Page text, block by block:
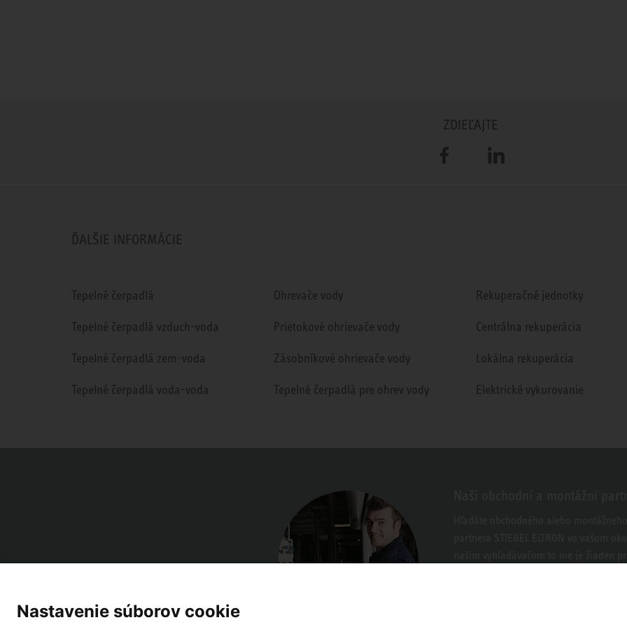
ZDIEĽAJTE
Facebook LinkedIn
ĎALŠIE INFORMÁCIE
Tepelné čerpadlá
Tepelné čerpadlá vzduch-voda
Tepelné čerpadlá zem-voda
Tepelné čerpadlá voda-voda
Ohrevače vody
Prietokové ohrievače vody
Zásobníkové ohrievače vody
Tepelné čerpadlá pre ohrev vody
Rekuperačné jednotky
Centrálna rekuperácia
Lokálna rekuperácia
Elektrické vykurovanie
Nastavenie súborov cookie